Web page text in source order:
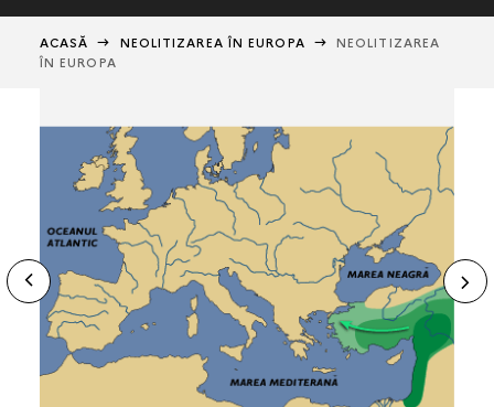
ACASĂ NEOLITIZAREA ÎN EUROPA
NEOLITIZAREA
ÎN EUROPA